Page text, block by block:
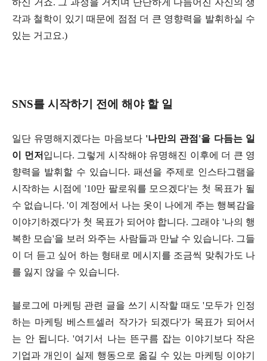
각과 철학이 있기 때문에 점점 더 큰 영향력을 발휘하실 수
있는 거고요.)
SNS를 시작하기 전에 해야 할 일
일단 유명해지겠다는 마음보다 '나만의 관점'을 다듬는 일
이 먼저 입니다. 그렇게 시작해야 유명해진 이후에 더 큰 영
향력을 발휘할 수 있습니다. 패션을 주제로 인스타그램을
시작하는 시점에 '10만 팔로워를 모으겠다'는 첫 목표가 될
수 없습니다. '이 계정에서 나는 옷이 나에게 주는 행복감을
이야기하겠다'가 첫 목표가 되어야 합니다. 그래야 '나의 행
복한 모습'을 보러 와주는 사람들과 만날 수 있습니다. 그들
이 더 듣고 싶어 하는 형태로 메시지를 조금씩 맞춰가도 나
를 잃지 않을 수 있습니다.
블로그에 마케팅 관련 글을 쓰기 시작할 때도 '모두가 인정
하는 마케팅 베스트셀러 작가가 되겠다'가 목표가 되어서
는 안 됩니다. '여기서 나는 뜬구름 잡는 이야기보다 작은
기업과 개인이 실제 행동으로 옮길 수 있는 마케팅 이야기